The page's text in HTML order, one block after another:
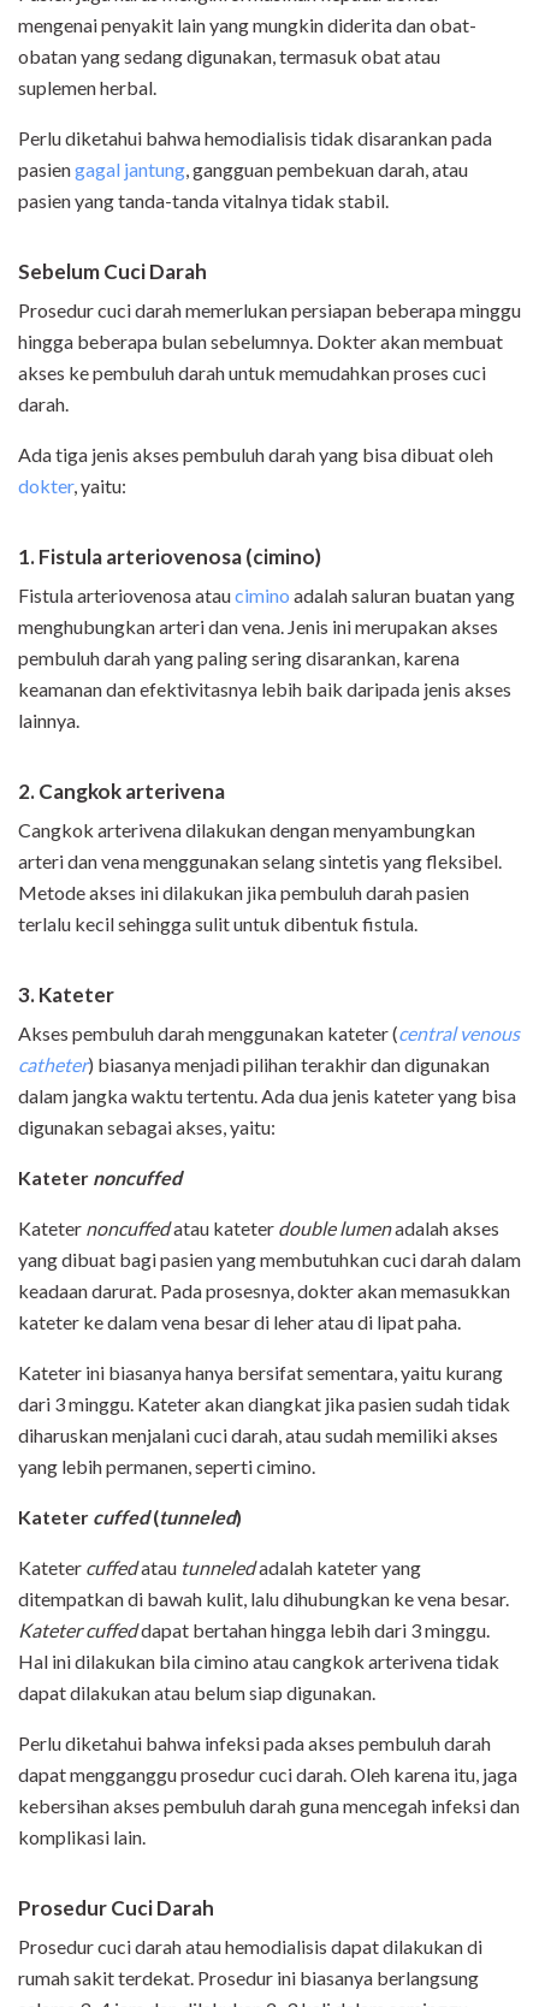
mengenai penyakit lain yang mungkin diderita dan obat-
obatan yang sedang digunakan, termasuk obat atau
suplemen herbal.
Perlu diketahui bahwa hemodialisis tidak disarankan pada
pasiengagal jantung, gangguan pembekuan darah, atau
pasien yang tanda-tanda vitalnya tidak stabil.
Sebelum Cuci Darah
Prosedur cuci darah memerlukan persiapan beberapa minggu
hingga beberapa bulan sebelumnya. Dokter akan membuat
akses ke pembuluh darah untuk memudahkan proses cuci
darah.
Ada tiga jenis akses pembuluh darah yang bisa dibuat oleh
dokter, yaitu:
1. Fistula arteriovenosa (cimino)
Fistula arteriovenosa ataucimino adalah saluran buatan yang
menghubungkan arteri dan vena. Jenis ini merupakan akses
pembuluh darah yang paling sering disarankan, karena
keamanan dan efektivitasnya lebih baik daripada jenis akses
lainnya.
2. Cangkok arterivena
Cangkok arterivena dilakukan dengan menyambungkan
arteri dan vena menggunakan selang sintetis yang fleksibel.
Metode akses ini dilakukan jika pembuluh darah pasien
terlalu kecil sehingga sulit untuk dibentuk fistula.
3. Kateter
Akses pembuluh darah menggunakan kateter (central venous
catheter) biasanya menjadi pilihan terakhir dan digunakan
dalam jangka waktu tertentu. Ada dua jenis kateter yang bisa
digunakan sebagai akses, yaitu:
Kateter noncuffed
Kateter noncuffedatau kateter double lumenadalah akses
yang dibuat bagi pasien yang membutuhkan cuci darah dalam
keadaan darurat. Pada prosesnya, dokter akan memasukkan
kateter ke dalam vena besar di leher atau di lipat paha.
Kateter ini biasanya hanya bersifat sementara, yaitu kurang
dari 3 minggu. Kateter akan diangkat jika pasien sudah tidak
diharuskan menjalani cuci darah, atau sudah memiliki akses
yang lebih permanen, seperti cimino.
Kateter cuffed(tunneled)
Kateter cuffedatau tunneledadalah kateter yang
ditempatkan di bawah kulit, lalu dihubungkan ke vena besar.
Kateter cuffeddapat bertahan hingga lebih dari 3 minggu.
Hal ini dilakukan bila cimino atau cangkok arterivena tidak
dapat dilakukan atau belum siap digunakan.
Perlu diketahui bahwa infeksi pada akses pembuluh darah
dapat mengganggu prosedur cuci darah. Oleh karena itu, jaga
kebersihan akses pembuluh darah guna mencegah infeksi dan
komplikasi lain.
Prosedur Cuci Darah
Prosedur cuci darah atau hemodialisis dapat dilakukan di
rumah sakit terdekat. Prosedur ini biasanya berlangsung